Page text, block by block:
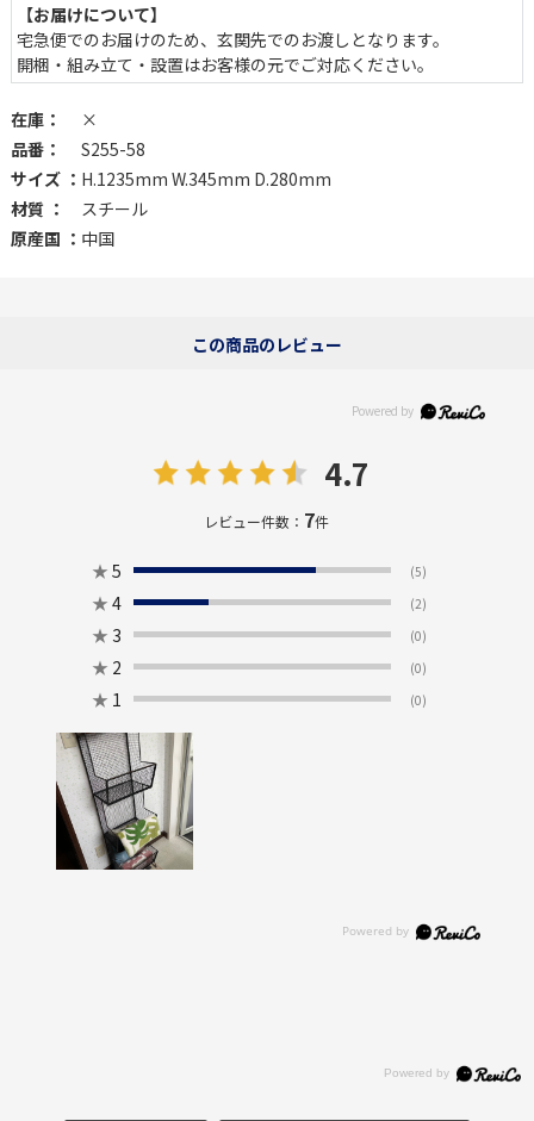
【お届けについて】
宅急便でのお届けのため、玄関先でのお渡しとなります。
開梱・組み立て・設置はお客様の元でご対応ください。
在庫：
×
品番：
S255-58
サイズ ： H.1235mm W.345mm D.280mm
材質 ：
スチール
原産国 ： 中国
この商品のレビュー
4.7
レビュー件数： 7件
★ 5 (5)
★ 4 (2)
★ 3 (0)
★ 2 (0)
★ 1 (0)